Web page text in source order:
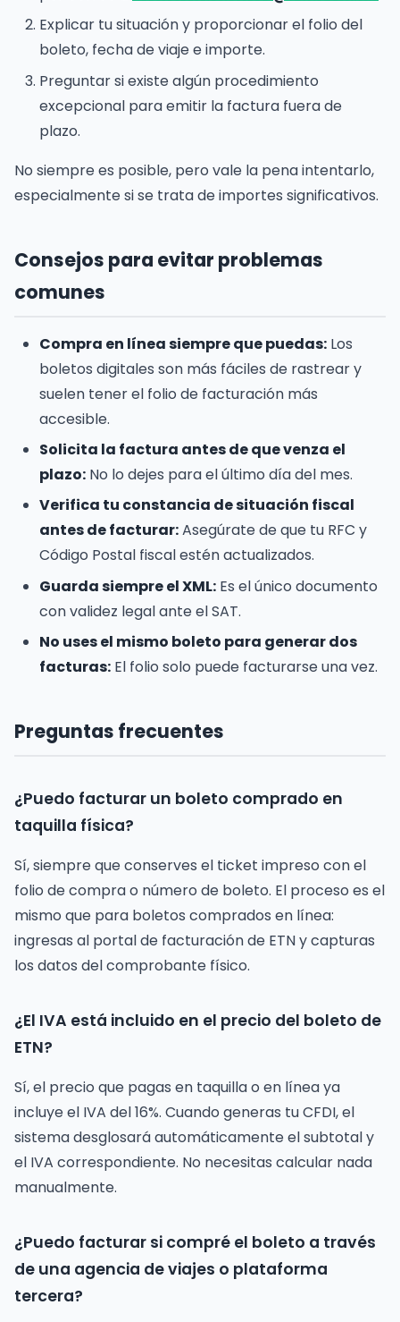
Explicar tu situación y proporcionar el folio del
boleto, fecha de viaje e importe.
Preguntar si existe algún procedimiento
excepcional para emitir la factura fuera de
plazo.
No siempre es posible, pero vale la pena intentarlo,
especialmente si se trata de importes significativos.
Consejos para evitar problemas
comunes
Compra en línea siempre que puedas: Los
boletos digitales son más fáciles de rastrear y
suelen tener el folio de facturación más
accesible.
Solicita la factura antes de que venza el
plazo: No lo dejes para el último día del mes.
Verifica tu constancia de situación fiscal
antes de facturar:Asegúrate de que tu RFC y
Código Postal fiscal estén actualizados.
Guarda siempre el XML: Es el único documento
con validez legal ante el SAT.
No uses el mismo boleto para generar dos
facturas: El folio solo puede facturarse una vez.
Preguntas frecuentes
¿Puedo facturar un boleto comprado en
taquilla física?
Sí, siempre que conserves el ticket impreso con el
folio de compra o número de boleto. El proceso es el
mismo que para boletos comprados en línea:
ingresas al portal de facturación de ETN y capturas
los datos del comprobante físico.
¿El IVA está incluido en el precio del boleto de
ETN?
Sí, el precio que pagas en taquilla o en línea ya
incluye el IVA del 16%. Cuando generas tu CFDI, el
sistema desglosará automáticamente el subtotal y
el IVA correspondiente. No necesitas calcular nada
manualmente.
¿Puedo facturar si compré el boleto a través
de una agencia de viajes o plataforma
tercera?